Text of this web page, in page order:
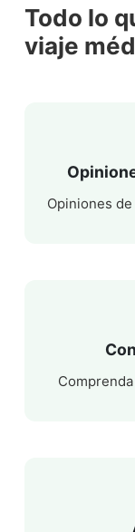
Todo lo
viaje
Opiniones